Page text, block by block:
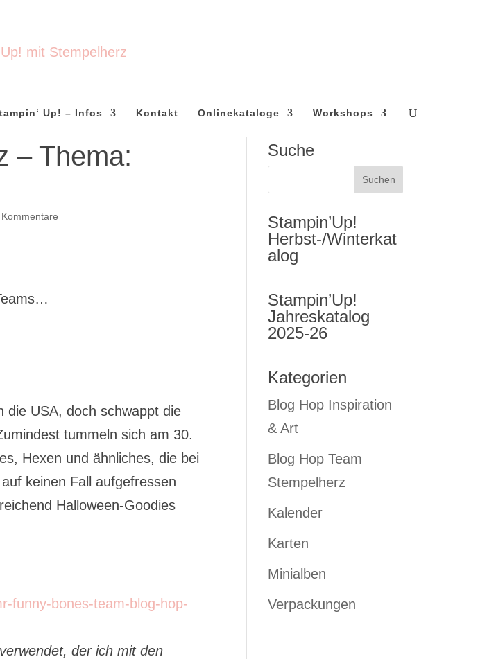
Up! – Infos Kontakt Onlinekataloge Workshops
– Thema:
die USA, doch schwappt die
tummeln sich am 30.
Hexen und ähnliches, die bei
keinen Fall aufgefressen
Halloween-Goodies
der ich mit den
Suche
Stampin’Up!
Herbst-/Winterkat
alog
Stampin’Up!
Jahreskatalog
2025-26
Kategorien
Blog Hop Inspiration
& Art
Blog Hop Team
Stempelherz
Kalender
Karten
Minialben
Verpackungen